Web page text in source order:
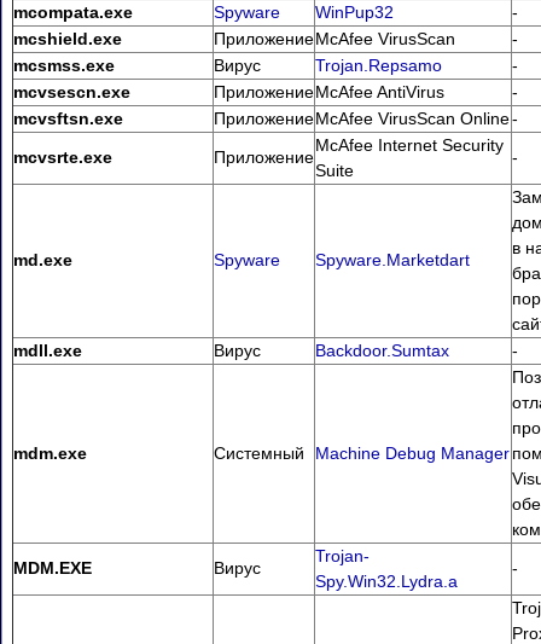
mcompata.exe
Spyware WinPup32
-
mcshield.exe
ПриложениеMcAfee VirusScan
-
mcsmss.exe
Вирус Trojan.Repsamo
-
mcvsescn.exe
ПриложениеMcAfee AntiVirus
-
mcvsftsn.exe
ПриложениеMcAfee VirusScan Online-
mcvsrte.exe
Приложение
McAfee Internet Security
Suite
-
md.exe Spyware Spyware.Marketdart
в
mdll.exe
Вирус Backdoor.Sumtax -
mdm.exe Системный Machine Debug Manager
MDM.EXE
Вирус
Trojan-
Spy.Win32.Lydra.a
-